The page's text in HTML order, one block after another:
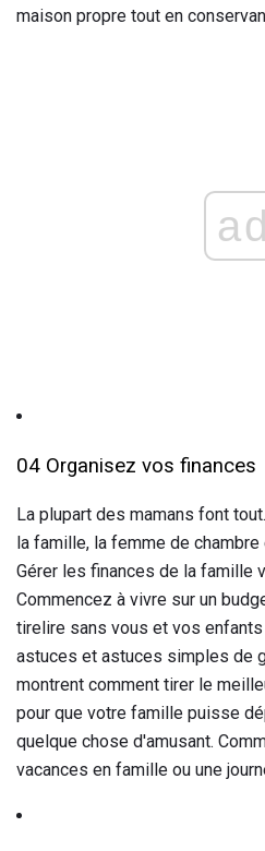
maison propre tout en
ad
04 Organisez vos finances
La plupart des mamans font
la famille, la femme de
Gérer les finances de la famille
Commencez à vivre sur un
tirelire sans vous et vos
astuces et astuces simples de
montrent comment tirer le
pour que votre famille puisse
quelque chose d'amusant.
vacances en famille ou une